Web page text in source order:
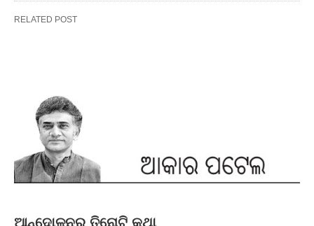
RELATED POST
ଆନ୍ଦୋଳନର ତିନୋଟି କଥା